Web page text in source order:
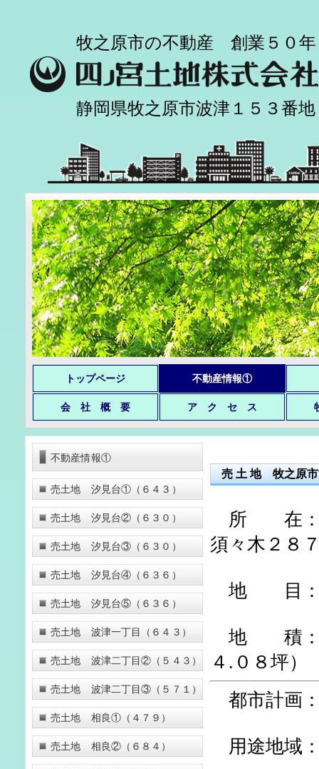
牧之原市の不動産 創業５０年
静岡県牧之原市波津１５３番地
トップページ 不動産情報①
会 社 概 要 ア ク セ ス
売 土 地 牧之原
所 在：静
須々木２８
地 目：
地 積：
４ .０８ 坪）
都市計画
用途地域
不動産情報①
売土地 汐見台①（６４３）
売土地 汐見台②（６３０）
売土地 汐見台③（６３０）
売土地 汐見台④（６３６）
売土地 汐見台⑤（６３６）
売土地 波津一丁目（６４３）
売土地 波津二丁目②（５４３）
売土地 波津二丁目③（５７１）
売土地 相良①（４７９）
売土地 相良②（６８４）